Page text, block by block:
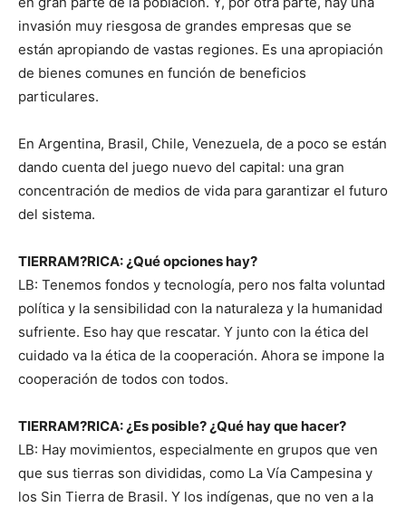
invasión muy riesgosa de grandes empresas que se
están apropiando de vastas regiones. Es una apropiación
de bienes comunes en función de beneficios
particulares.
En Argentina, Brasil, Chile, Venezuela, de a poco se están
dando cuenta del juego nuevo del capital: una gran
concentración de medios de vida para garantizar el futuro
del sistema.
TIERRAM?RICA: ¿Qué opciones hay?
LB: Tenemos fondos y tecnología, pero nos falta voluntad
política y la sensibilidad con la naturaleza y la humanidad
sufriente. Eso hay que rescatar. Y junto con la ética del
cuidado va la ética de la cooperación. Ahora se impone la
cooperación de todos con todos.
TIERRAM?RICA: ¿Es posible? ¿Qué hay que hacer?
LB: Hay movimientos, especialmente en grupos que ven
que sus tierras son divididas, como La Vía Campesina y
los Sin Tierra de Brasil. Y los indígenas, que no ven a la